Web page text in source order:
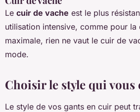
Le cuir de vache est le plus
utilisation intensive, comme pour
maximale, rien ne vaut le cuir de
mode.
Choisir le style qui vous
Le style de vos gants en cuir peut